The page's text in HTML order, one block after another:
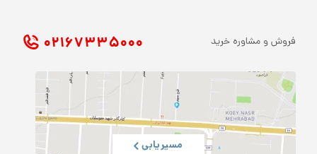
فروش و مشاوره خرید ۰۲۱ ۶۷۳۳۵۰۰۰
مسیریابی